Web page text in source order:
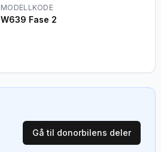
MODELLKODE
W639 Fase 2
Gå til donorbilens deler